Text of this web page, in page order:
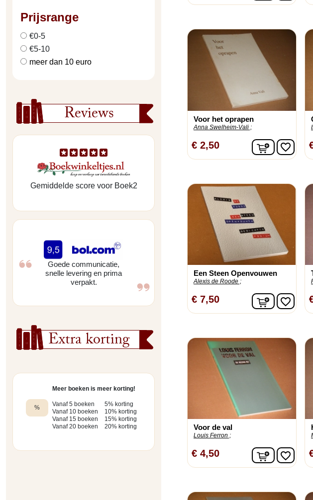
Prijsrange
€0-5
€5-10
meer dan 10 euro
Reviews
Gemiddelde score voor Boek2
Goede communicatie,
snelle levering en prima
verpakt.
Extra korting
%
Meer boeken is meer korting!
Vanaf 5 boeken
Vanaf 10 boeken
Vanaf 15 boeken
Vanaf 20 boeken
5% korting
10% korting
15% korting
20% korting
Voor het oprapen
Anna Swelheim-Vali ;
€ 2,50 Infavorite_border
Een Steen Openvouwen
Alexis de Roode ;
€ 7,50 Infavorite_border
Voor de val
Louis Ferron ;
€ 4,50 Infavorite_border